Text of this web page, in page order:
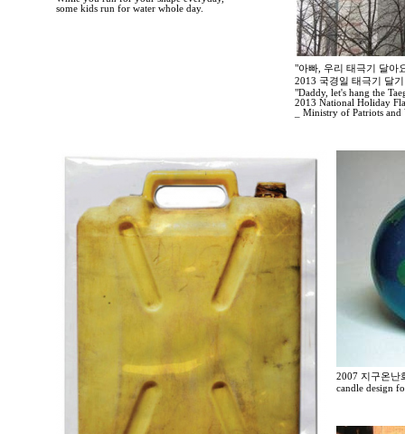
some kids run for water whole day.
"아빠, 우리 태극기 달아
2013 국경일 태극기 달
"Daddy, let's hang the
2013 National Holiday
_ Ministry of Patriots and
2007 지구온난
candle design